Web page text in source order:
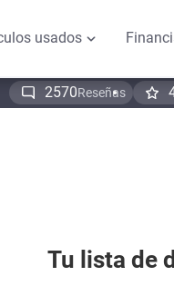
usados
2570Reseñas
Tu lista de